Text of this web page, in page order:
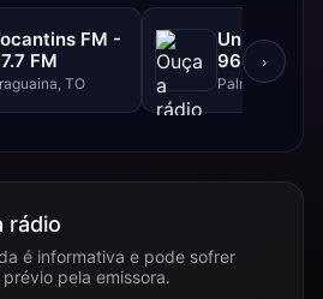
FM -
FM
TO
Unitins FM -
96.0 FM
Palmas, TO
›
rádio
é informativa e pode sofrer
pela emissora.